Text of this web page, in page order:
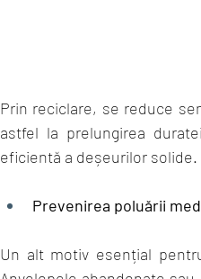
Prin reciclare, se reduce
astfel la prelungirea
eficientă a deșeurilor solide.
Prevenirea poluării
Un alt motiv esențial